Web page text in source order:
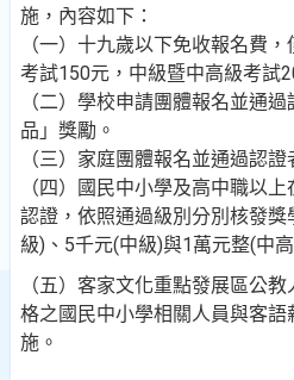
施，內容如下：
（一）十九歲以下免收報名費
考試150元，中級暨中高級考試
（二）學校申請團體報名並通
品」獎勵。
（三）家庭團體報名並通過認
（四）國民中小學及高中職以
認證，依照通過級別分別核發
級)、5千元(中級)與1萬元整(中高
（五）客家文化重點發展區公
格之國民中小學相關人員與客
施。